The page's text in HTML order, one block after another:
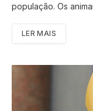
população. Os
LER MAIS